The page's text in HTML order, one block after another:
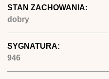
STAN ZACHOWANIA:
dobry
SYGNATURA:
946